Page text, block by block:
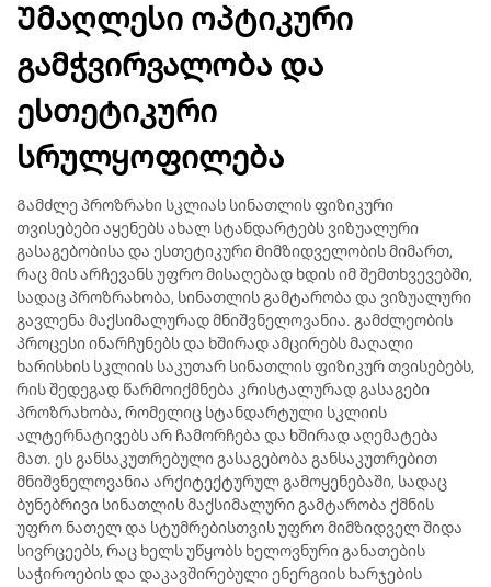
Უმაღლესი ოპტიკური
გამჭვირვალობა და
ესთეტიკური
სრულყოფილება
Გამძლე პროზრახი სკლიას სინათლის ფიზიკური
თვისებები აყენებს ახალ სტანდარტებს ვიზუალური
გასაგებობისა და ესთეტიკური მიმზიდველობის მიმართ,
რაც მის არჩევანს უფრო მისაღებად ხდის იმ შემთხვევებში,
სადაც პროზრახობა, სინათლის გამტარობა და ვიზუალური
გავლენა მაქსიმალურად მნიშვნელოვანია. გამძლეობის
პროცესი ინარჩუნებს და ხშირად ამცირებს მაღალი
ხარისხის სკლიის საკუთარ სინათლის ფიზიკურ თვისებებს,
რის შედეგად წარმოიქმნება კრისტალურად გასაგები
პროზრახობა, რომელიც სტანდარტული სკლიის
ალტერნატივებს არ ჩამორჩება და ხშირად აღემატება
მათ. ეს განსაკუთრებული გასაგებობა განსაკუთრებით
მნიშვნელოვანია არქიტექტურულ გამოყენებაში, სადაც
ბუნებრივი სინათლის მაქსიმალური გამტარობა ქმნის
უფრო ნათელ და სტუმრებისთვის უფრო მიმზიდველ შიდა
სივრცეებს, რაც ხელს უწყობს ხელოვნური განათების
საჭიროების და დაკავშირებული ენერგიის ხარჯების